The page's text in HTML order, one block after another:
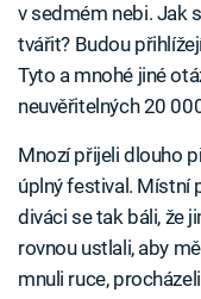
v sedmém nebi. Jak
tvářit? Budou
Tyto a mnohé jiné
neuvěřitelných 20
Mnozí přijeli dlouho
úplný festival. Místní
diváci se tak báli, že
rovnou ustlali, aby
mnuli ruce,